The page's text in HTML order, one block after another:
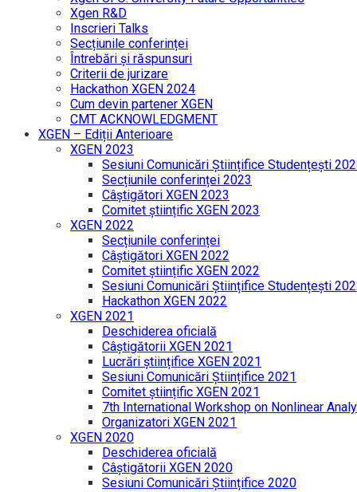
Xgen R&D
Inscrieri Talks
Secțiunile conferinței
Întrebări și răspunsuri
Criterii de jurizare
Hackathon XGEN 2024
Cum devin partener XGEN
CMT ACKNOWLEDGMENT
XGEN – Ediții Anterioare
XGEN 2023
Sesiuni Comunicări Științifice Studențești
Secțiunile conferinței 2023
Câștigători XGEN 2023
Comitet științific XGEN 2023
XGEN 2022
Secțiunile conferinței
Câștigători XGEN 2022
Comitet științific XGEN 2022
Sesiuni Comunicări Științifice Studențești
Hackathon XGEN 2022
XGEN 2021
Deschiderea oficială
Câștigătorii XGEN 2021
Lucrări științifice XGEN 2021
Sesiuni Comunicări Științifice 2021
Comitet științific XGEN 2021
7th International Workshop on Nonlinear
Organizatori XGEN 2021
XGEN 2020
Deschiderea oficială
Câștigătorii XGEN 2020
Sesiuni Comunicări Științifice 2020